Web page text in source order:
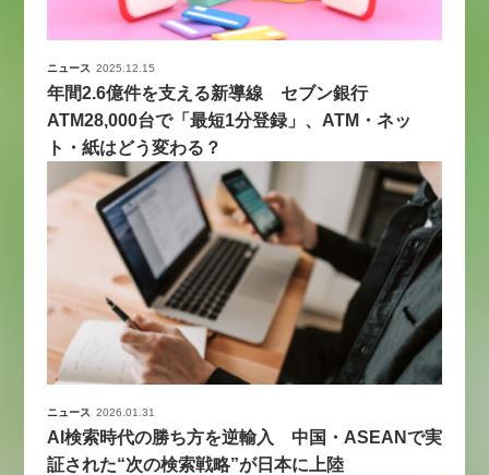
ニュース 2025.12.15
年間2.6億件を支える新導線 セブン銀行
ATM28,000台で「最短1分登録」、ATM・ネッ
ト・紙はどう変わる？
ニュース 2026.01.31
AI検索時代の勝ち方を逆輸入 中国・ASEANで実
証された“次の検索戦略”が日本に上陸